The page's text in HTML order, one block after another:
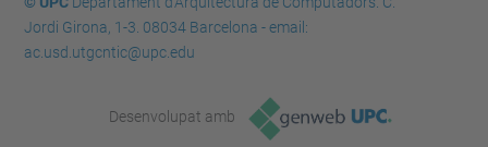
Jordi Girona, 1-3. 08034 Barcelona - email:
ac.usd.utgcntic@upc.edu
Desenvolupat amb